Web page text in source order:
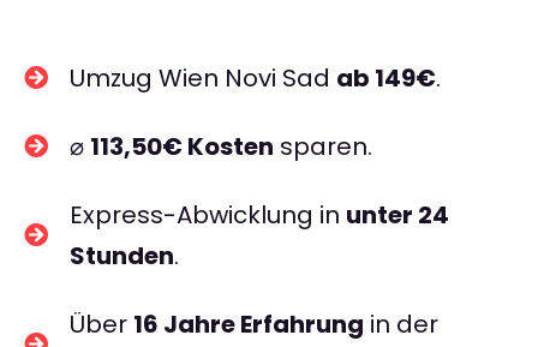
Umzug Wien Novi Sad ab 149€.
⌀ 113,50€ Kosten sparen.
Express-Abwicklung in unter 24
Stunden.
Über 16 Jahre Erfahrung in der